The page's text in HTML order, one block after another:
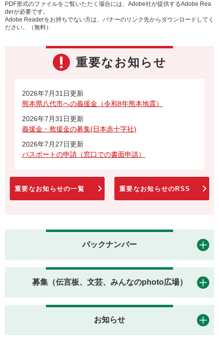
PDF形式のファイルをご覧いただく場合には、Adobe社が提供するAdobe Rea
derが必要です。
Adobe Readerをお持ちでない方は、バナーのリンク先からダウンロードしてく
ださい。（無料）
重要なお知らせ
2026年7月31日更新
熊本県八代市への義援金（令和8年熊本地震）
2026年7月31日更新
義援金・救援金の募集(日本赤十字社)
2026年7月27日更新
パスポートの申請（窓口での書面申請）
重要なお知らせの一覧 重要なお知らせのRSS
バックナンバー
募集（伝言板、文芸、みんなのphoto広場）
お知らせ